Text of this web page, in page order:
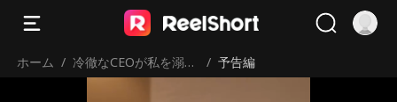
ホーム / 冷徹なCEOが私を溺愛
/ 予告編